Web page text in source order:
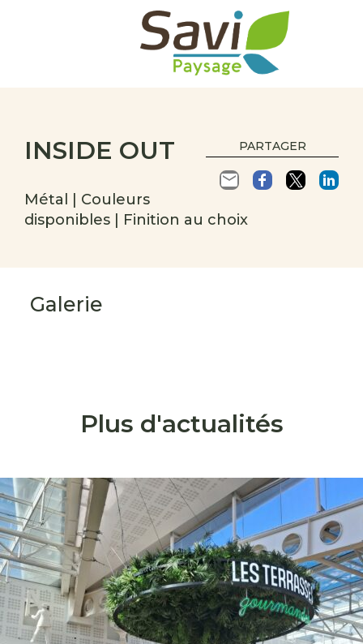
PARTAGER
INSIDE OUT
Métal | Couleurs
disponibles | Finition au choix
Galerie
Plus d'actualités